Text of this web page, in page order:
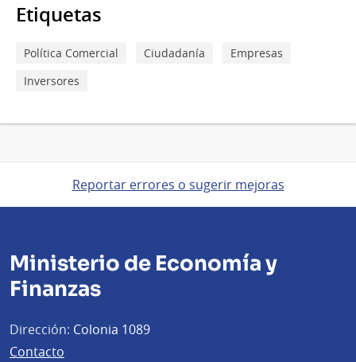
Etiquetas
Política Comercial Ciudadanía
Empresas
Inversores
Reportar errores o sugerir mejoras
Ministerio de Economía y
Finanzas
Dirección: Colonia 1089
Contacto